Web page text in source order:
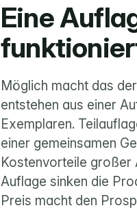
Eine
Möglich macht das
entstehen aus einer
Exemplaren.
einer gemeinsamen
Kostenvorteile großer
Auflage sinken die
Preis macht den